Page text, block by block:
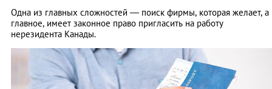
Одна из главных сложностей ― поиск фирмы, которая желает, а
главное, имеет законное право пригласить на работу
нерезидента Канады.